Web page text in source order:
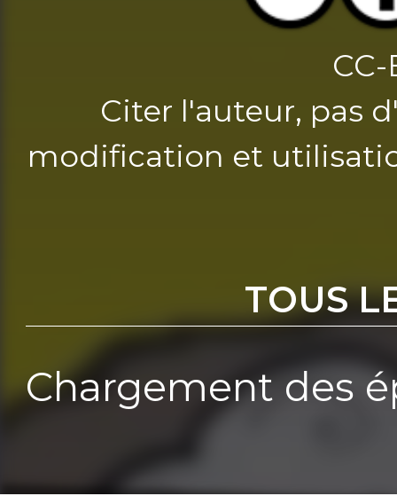
CC-
Citer l'auteur, pas
modification et
TOUS
Chargement des